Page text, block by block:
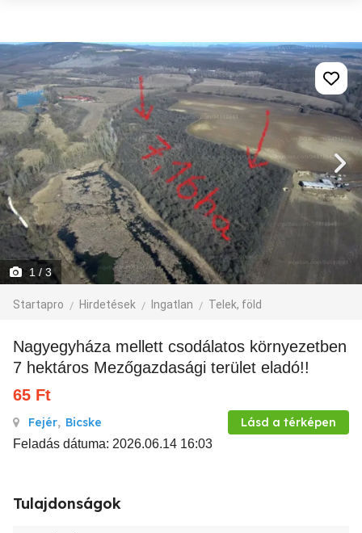
1 / 3
Startapro Hirdetések Ingatlan Telek, föld
Nagyegyháza mellett csodálatos környezetben
7 hektáros Mezőgazdasági terület eladó!!
65 Ft
Fejér, Bicske Lásd a térképen
Feladás dátuma: 2026.06.14 16:03
Tulajdonságok